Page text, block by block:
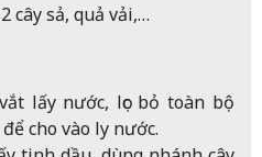
cây sả, quả vải,…
lấy nước, lọc bỏ toàn bộ
cho vào ly nước.